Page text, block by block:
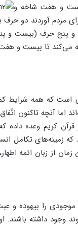
و هفت شاخه و
مردم آوردند دو
و پنج حرف (بیست و
می‌کند تا بیست و
است که همه شرایط
اما آنچه تاکنون
کریم وعده داده
که زمینه‌های
از زبان ائمه اطهار،
را بیهوده و
وجود داشته باشند.